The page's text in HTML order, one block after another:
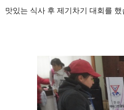
맛있는 식사 후 제기차기 대회를